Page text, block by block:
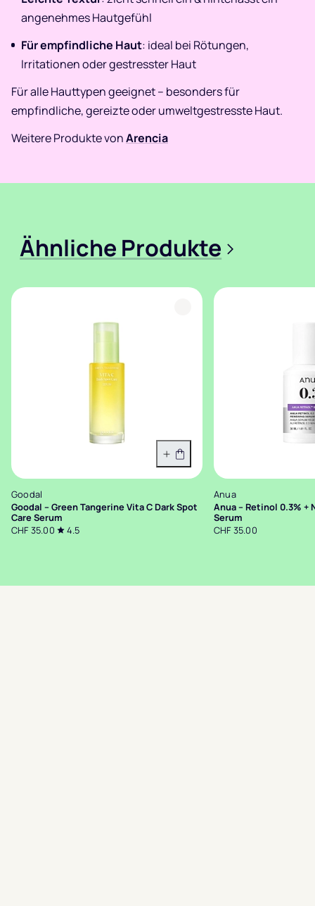
angenehmes Hautgefühl
Für empfindliche Haut: ideal bei Rötungen,
Irritationen oder gestresster Haut
Für alle Hauttypen geeignet – besonders für
empfindliche, gereizte oder umweltgestresste Haut.
Weitere Produkte vonArencia
Ähnliche Produkte >
In den Warenkorb
Goodal
Goodal – Green Tangerine Vita C Dark Spot
Care Serum
CHF 35.00
4.5
Anua
Anua – Retinol 0.3% +
Serum
CHF 35.00